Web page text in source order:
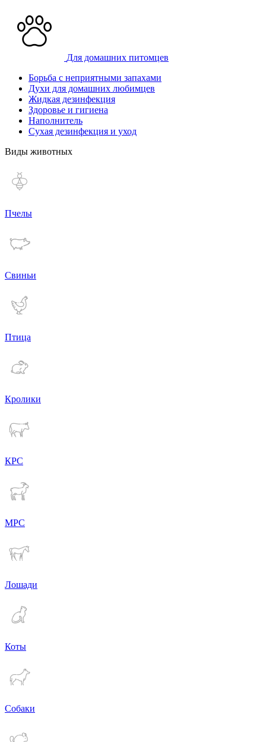
Для домашних питомцев
Борьба с неприятными запахами
Духи для домашних любимцев
Жидкая дезинфекция
Здоровье и гигиена
Наполнитель
Сухая дезинфекция и уход
Виды животных
Пчелы
Свиньи
Птица
Кролики
КРС
МРС
Лошади
Коты
Собаки